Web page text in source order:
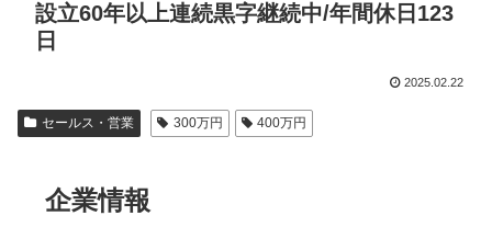
設立60年以上連続黒字継続中/年間休日123
日
2025.02.22
セールス・営業 300万円 400万円
企業情報